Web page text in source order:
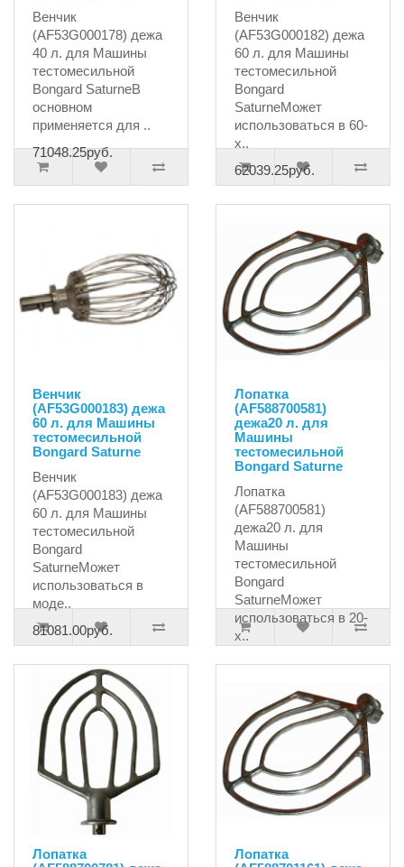
Венчик
(AF53G000178) дежа
40 л. для Машины
тестомесильной
Bongard SaturneВ
основном
применяется для ..
71048.25руб.
Венчик
(AF53G000182) дежа
60 л. для Машины
тестомесильной
Bongard
SaturneМожет
использоваться в 60-
х..
62039.25руб.
Венчик
(AF53G000183) дежа
60 л. для Машины
тестомесильной
Bongard Saturne
Венчик
(AF53G000183) дежа
60 л. для Машины
тестомесильной
Bongard
SaturneМожет
использоваться в
моде..
81081.00руб.
Лопатка
(AF588700581)
дежа20 л. для
Машины
тестомесильной
Bongard Saturne
Лопатка
(AF588700581)
дежа20 л. для
Машины
тестомесильной
Bongard
SaturneМожет
использоваться в 20-
х..
20065.50руб.
Лопатка
Лопатка